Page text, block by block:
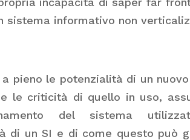
sistema informativo non
a pieno le potenzialità di un
le criticità di quello in uso,
del sistema
di un SI e di come questo può